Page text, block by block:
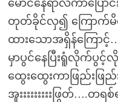
မောင်နေရာလဲကာပြေ
တုတ်ခိုင်လှ၍ ကြောက်မိ
ထားသောအရှိန်ကြော
မှာပွင်နေပြီးရူံလိုက်ပွင့်
ထွေးထွေးကာဖြည်းဖြ
အူးးးးးးးးးဖြွတ်….